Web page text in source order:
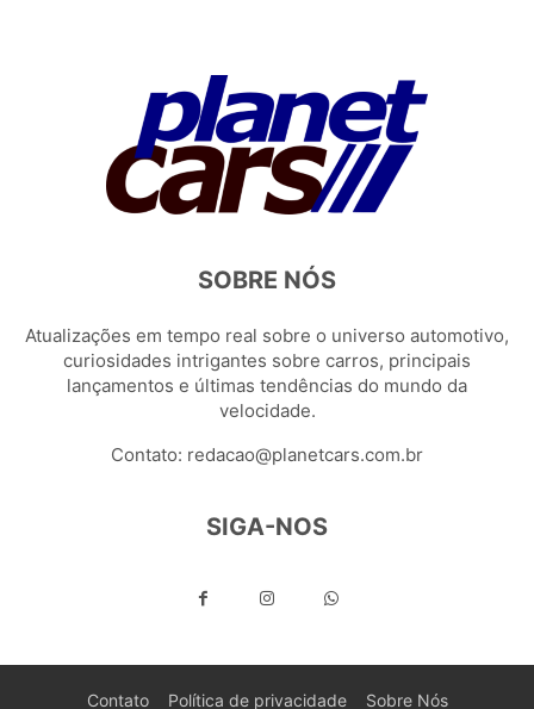
SOBRE NÓS
Atualizações em tempo real sobre o universo automotivo,
curiosidades intrigantes sobre carros, principais
lançamentos e últimas tendências do mundo da
velocidade.
Contato: redacao@planetcars.com.br
SIGA-NOS
Contato Política de privacidade Sobre Nós